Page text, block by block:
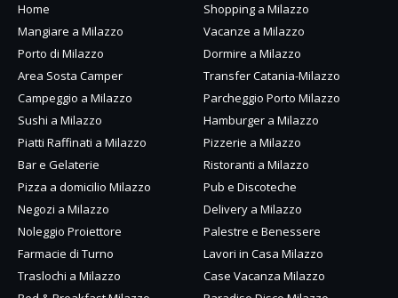
Home
Shopping a Milazzo
Mangiare a Milazzo
Vacanze a Milazzo
Porto di Milazzo
Dormire a Milazzo
Area Sosta Camper
Transfer Catania-Milazzo
Campeggio a Milazzo
Parcheggio Porto Milazzo
Sushi a Milazzo
Hamburger a Milazzo
Piatti Raffinati a Milazzo
Pizzerie a Milazzo
Bar e Gelaterie
Ristoranti a Milazzo
Pizza a domicilio Milazzo
Pub e Discoteche
Negozi a Milazzo
Delivery a Milazzo
Noleggio Proiettore
Palestre e Benessere
Farmacie di Turno
Lavori in Casa Milazzo
Traslochi a Milazzo
Case Vacanza Milazzo